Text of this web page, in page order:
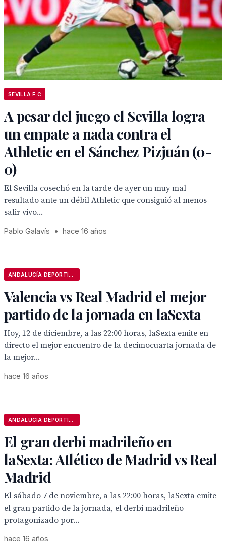
SEVILLA F.C
A pesar del juego el Sevilla logra
un empate a nada contra el
Athletic en el Sánchez Pizjuán (0-
0)
El Sevilla cosechó en la tarde de ayer un muy mal
resultado ante un débil Athletic que consiguió al menos
salir vivo...
Pablo Galavís • hace 16 años
Valencia vs Real Madrid el mejor
partido de la jornada en laSexta
Hoy, 12 de diciembre, a las 22:00 horas, laSexta emite en
directo el mejor encuentro de la decimocuarta jornada de
la mejor...
hace 16 años
El gran derbi madrileño en
laSexta: Atlético de Madrid vs Real
Madrid
El sábado 7 de noviembre, a las 22:00 horas, laSexta emite
el gran partido de la jornada, el derbi madrileño
protagonizado por...
hace 16 años